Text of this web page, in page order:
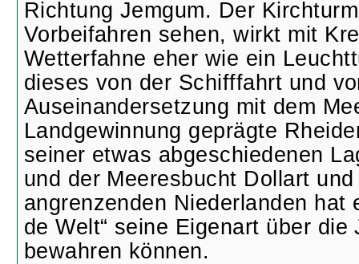
Richtung Jemgum. Der
Vorbeifahren sehen, wirkt mit
Wetterfahne eher wie ein
dieses von der Schifffahrt und
Auseinandersetzung mit dem
Landgewinnung geprägte
seiner etwas abgeschiedenen
und der Meeresbucht Dollart und
angrenzenden Niederlanden hat
de Welt“ seine Eigenart über die
bewahren können.